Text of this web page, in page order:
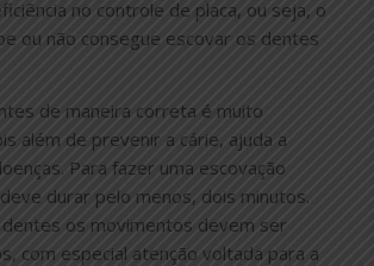
no controle de placa, ou seja, o
ou não consegue escovar os dentes
de maneira correta é muito
além de prevenir a cárie, ajuda a
Para fazer uma escovação
durar pelo menos, dois minutos.
os movimentos devem ser
com especial atenção voltada para a